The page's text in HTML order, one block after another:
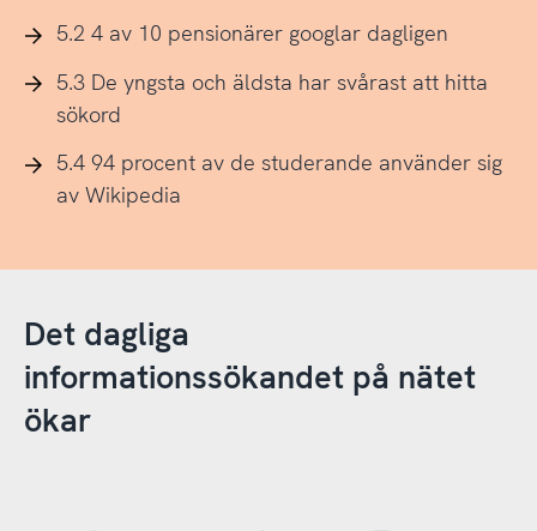
5.2 4 av 10 pensionärer googlar dagligen
5.3 De yngsta och äldsta har svårast att hitta
sökord
5.4 94 procent av de studerande använder sig
av Wikipedia
Det dagliga
informationssökandet på nätet
ökar